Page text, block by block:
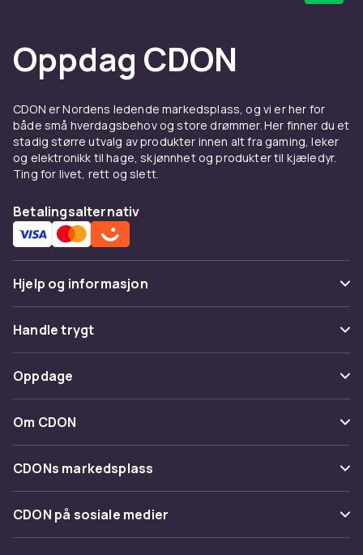
Oppdag CDON
CDON er Nordens ledende markedsplass, og vi er her for
både små hverdagsbehov og store drømmer. Her finner du et
stadig større utvalg av produkter innen alt fra gaming, leker
og elektronikk til hage, skjønnhet og produkter til kjæledyr.
Ting for livet, rett og slett.
Betalingsalternativ
Hjelp og informasjon
Vanlige spørsmål
Spor pakke
Angre & returner her
Kontakt oss
Handle trygt
Betaling
Levering
Tilbakekallinger
Oppdage
Kategorier
Varemerker
Om CDON
Om oss
Kundeanmeldelser
Jobbe på CDON
CDONs markedsplass
Merchant Help Center
CDON på sosiale medier